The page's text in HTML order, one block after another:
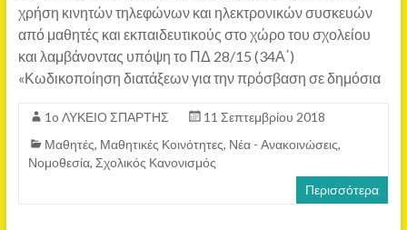
χρήση κινητών τηλεφώνων και ηλεκτρονικών συσκευών
από μαθητές και εκπαιδευτικούς στο χώρο του σχολείου
και λαμβάνοντας υπόψη το ΠΔ 28/15 (34Α΄)
«Κωδικοποίηση διατάξεων για την πρόσβαση σε δημόσια
1o ΛΥΚΕΙΟ ΣΠΑΡΤΗΣ
11 Σεπτεμβρίου 2018
Μαθητές, Μαθητικές Κοινότητες, Νέα - Ανακοινώσεις,
Νομοθεσία, Σχολικός Κανονισμός
Περισσότερα